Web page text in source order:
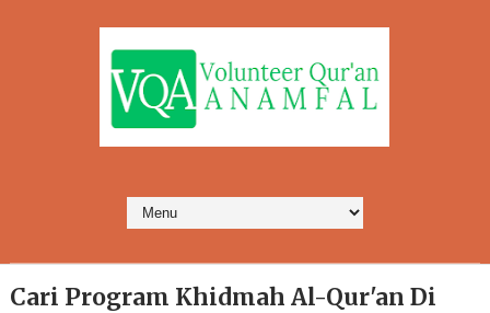
Cari Program Khidmah Al-Qur'an Di